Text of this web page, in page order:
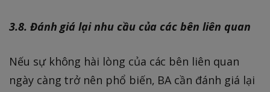
3.8. Đánh giá lại nhu cầu của các bên liên quan
Nếu sự không hài lòng của các bên liên quan
ngày càng trở nên phổ biến, BA cần đánh giá lại